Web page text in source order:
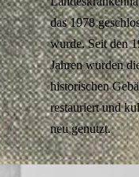
das 1978
wurde. Seit den
Jahren wurden
historischen
restauriert und
neu genutzt.